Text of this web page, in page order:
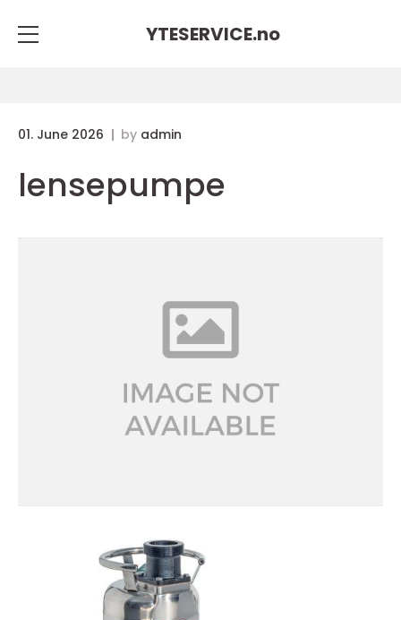
YTESERVICE.no
01. June 2026 by admin
lensepumpe